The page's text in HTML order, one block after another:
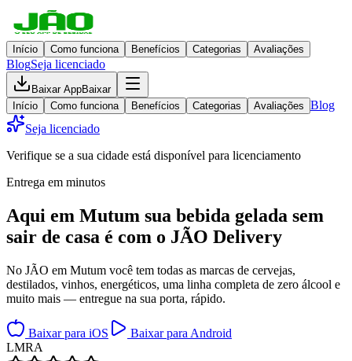
Início Como funciona Benefícios Categorias Avaliações
BlogSeja licenciado
Baixar AppBaixar
Início
Como funciona Benefícios Categorias Avaliações Blog
Seja licenciado
Verifique se a sua cidade está disponível para licenciamento
Entrega em minutos
Aqui em Mutum sua bebida gelada sem
sair de casa é com o JÃO Delivery
No JÃO em Mutum você tem todas as marcas de cervejas,
destilados, vinhos, energéticos, uma linha completa de zero álcool e
muito mais — entregue na sua porta, rápido.
Baixar para iOS
Baixar para Android
LMRA